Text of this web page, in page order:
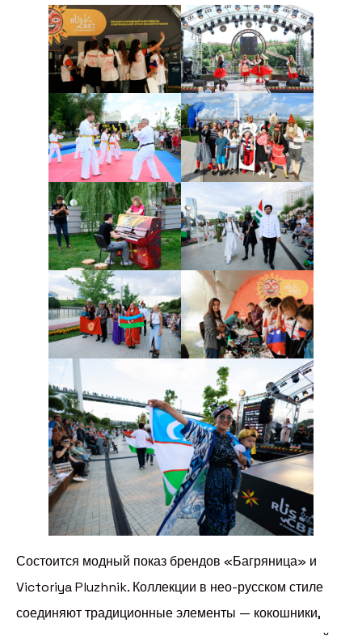
Состоится модный показ брендов «Багряница» и
Victoriya Pluzhnik. Коллекции в нео-русском стиле
соединяют традиционные элементы — кокошники,